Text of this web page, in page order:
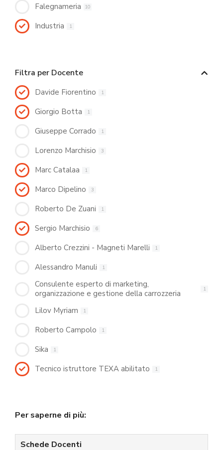
Falegnameria 10
Industria 1
Filtra per Docente
Davide Fiorentino 1
Giorgio Botta 1
Giuseppe Corrado 1
Lorenzo Marchisio 3
Marc Catalaa 1
Marco Dipelino 3
Roberto De Zuani 1
Sergio Marchisio 6
Alberto Crezzini - Magneti Marelli 1
Alessandro Manuli 1
Consulente esperto di marketing,
organizzazione e gestione della carrozzeria
1
Lilov Myriam 1
Roberto Campolo 1
Sika 1
Tecnico istruttore TEXA abilitato 1
Per saperne di più:
Schede Docenti